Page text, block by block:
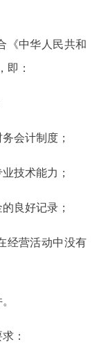
《中华人民共和
即：
会计制度；
技术能力；
良好记录；
经营活动中没有
：